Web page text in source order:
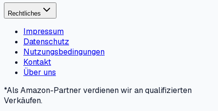
Rechtliches
Impressum
Datenschutz
Nutzungsbedingungen
Kontakt
Über uns
*Als Amazon-Partner verdienen wir an qualifizierten
Verkäufen.